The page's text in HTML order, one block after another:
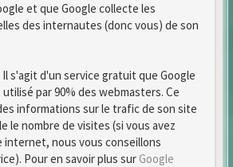
et que Google collecte les
des internautes (donc vous) de son
Il s'agit d'un service gratuit que Google
par 90% des webmasters. Ce
informations sur le trafic de son site
le nombre de visites (si vous avez
internet, nous vous conseillons
Pour en savoir plus sur Google